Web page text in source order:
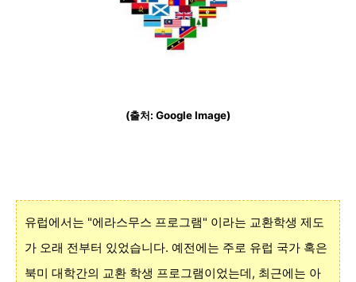
(출처: Google Image)
유럽에서는 "에라스무스 프로그램" 이라는 교환학생 제도
가 오래 전부터 있었습니다. 예전에는 주로 유럽 국가 혹은
북미 대학간의 교환 학생 프로그램이었는데, 최근에는 아